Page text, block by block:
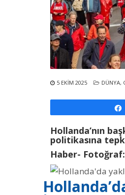
5 EKIM 2025 DÜNYA,
Hollanda’nın
politikasına
Haber-